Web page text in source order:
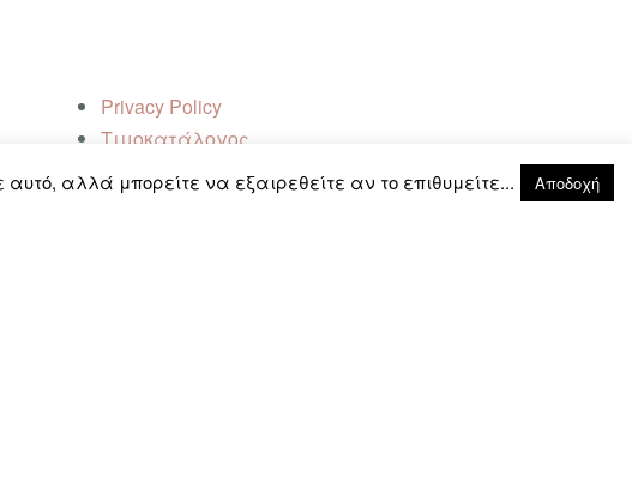
Privacy Policy
Τιμοκατάλογος
FAQ
αυτό, αλλά μπορείτε να εξαιρεθείτε αν το επιθυμείτε... Aποδοχή